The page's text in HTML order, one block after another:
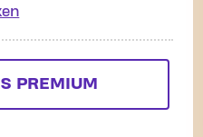
PREMIUM